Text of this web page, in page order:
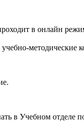
в онлайн
методические
в Учебном отделе